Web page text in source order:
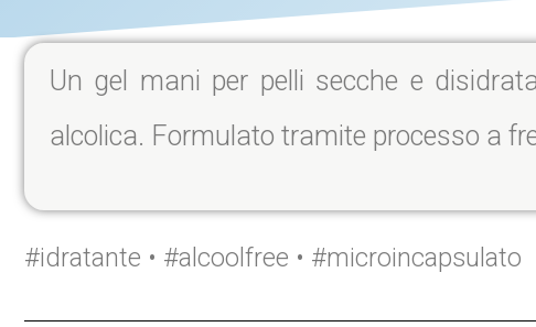
Un gel mani per pelli secche e
alcolica. Formulato tramite processo a
#idratante • #alcoolfree • #microincapsulato